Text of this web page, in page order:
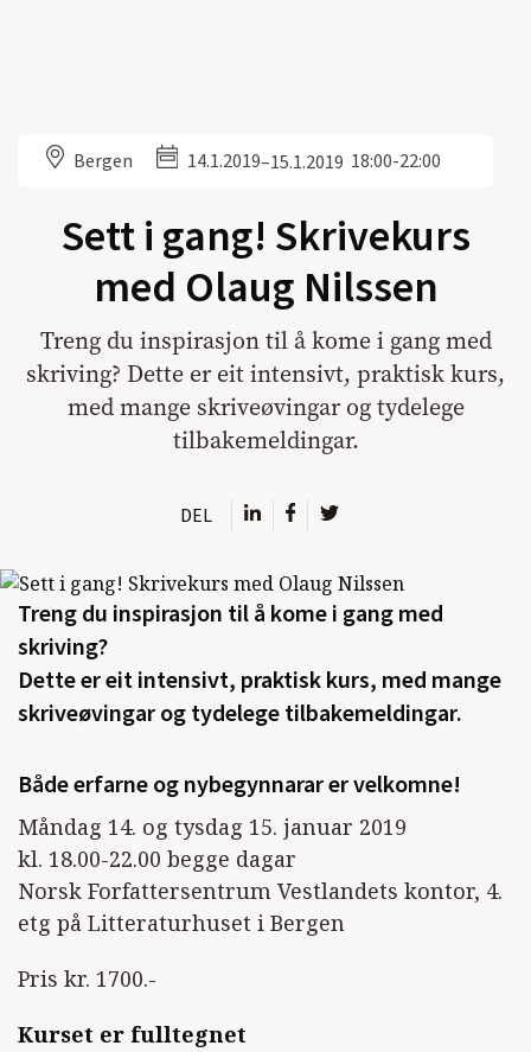
Bergen 14.1.2019–15.1.2019 18:00-22:00
Sett i gang! Skrivekurs
med Olaug Nilssen
Treng du inspirasjon til å kome i gang med
skriving? Dette er eit intensivt, praktisk kurs,
med mange skriveøvingar og tydelege
tilbakemeldingar.
DEL
Treng du inspirasjon til å kome i gang med
skriving?
Dette er eit intensivt, praktisk kurs, med mange
skriveøvingar og tydelege tilbakemeldingar.
Både erfarne og nybegynnarar er velkomne!
Måndag 14. og tysdag 15. januar 2019
kl. 18.00-22.00 begge dagar
Norsk Forfattersentrum Vestlandets kontor, 4.
etg på Litteraturhuset i Bergen
Pris kr. 1700.-
Kurset er fulltegnet